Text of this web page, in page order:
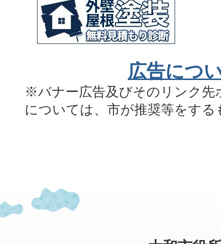
広告につ
※バナー広告及びそのリンク先
については、市が推奨等をす